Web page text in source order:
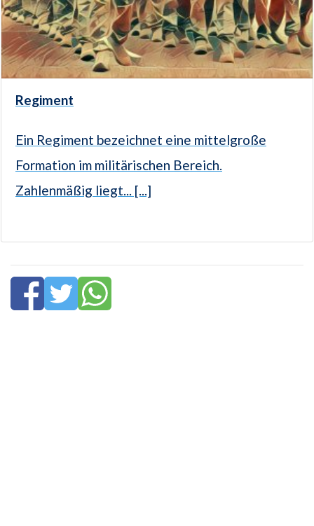
Regiment
Ein Regiment bezeichnet eine mittelgroße
Formation im militärischen Bereich.
Zahlenmäßig liegt... [...]